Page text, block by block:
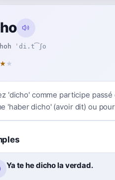
ˈdi.t͡ʃo
★ ★
'dicho' comme participe
'haber dicho' (avoir dit) ou
Ya te he dicho la verdad.